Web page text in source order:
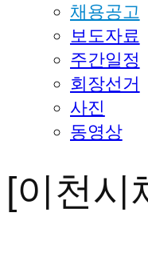
채용공고
보도자료
주간일정
회장선거
사진
동영상
[이천시